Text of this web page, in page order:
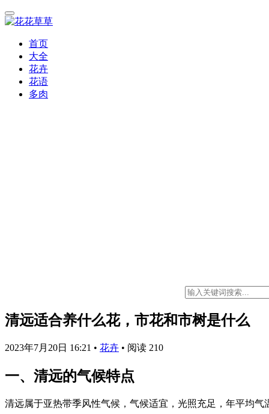
首页
大全
花卉
花语
多肉
清远适合养什么花，市花和市树是什么
2023年7月20日 16:21 • 花卉 • 阅读 210
一、清远的气候特点
清远属于亚热带季风性气候，气候适宜，光照充足，年平均